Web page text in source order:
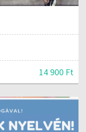
14 900 Ft